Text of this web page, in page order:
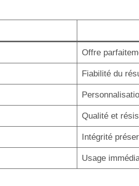
Offre
Fiabilité du
Qualité et
Intégrité
Usage